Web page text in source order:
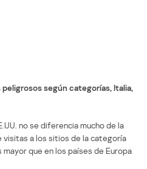
según categorías, Italia,
no se diferencia mucho de la
a los sitios de la categoría
mayor que en los países de Europa